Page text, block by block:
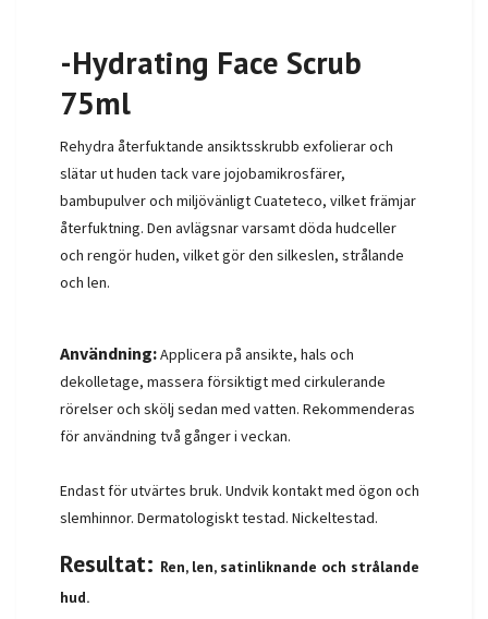
-Hydrating Face Scrub
75ml
Rehydra återfuktande ansiktsskrubb exfolierar och
slätar ut huden tack vare jojobamikrosfärer,
bambupulver och miljövänligt Cuateteco, vilket främjar
återfuktning. Den avlägsnar varsamt döda hudceller
och rengör huden, vilket gör den silkeslen, strålande
och len.
Användning:Applicera på ansikte, hals och
dekolletage, massera försiktigt med cirkulerande
rörelser och skölj sedan med vatten. Rekommenderas
för användning två gånger i veckan.
Endast för utvärtes bruk. Undvik kontakt med ögon och
slemhinnor. Dermatologiskt testad. Nickeltestad.
Resultat: Ren, len, satinliknande och strålande
hud.